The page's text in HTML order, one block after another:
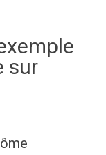
sur